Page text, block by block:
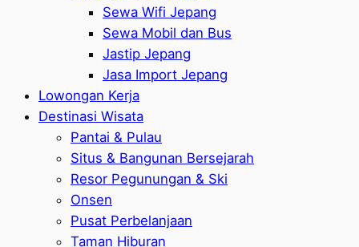
Sewa Wifi Jepang
Sewa Mobil dan Bus
Jastip Jepang
Jasa Import Jepang
Lowongan Kerja
Destinasi Wisata
Pantai & Pulau
Situs & Bangunan Bersejarah
Resor Pegunungan & Ski
Onsen
Pusat Perbelanjaan
Taman Hiburan